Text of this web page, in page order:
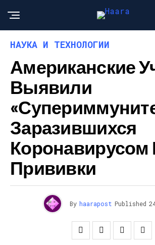
НАУКА И ТЕХНОЛОГИИ
Американские
Выявили
Заразившихся
Коронавирусом
Прививки
By haarapost Published